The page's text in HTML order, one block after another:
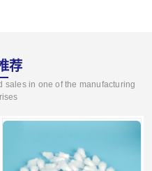
荐
sales in one of the manufacturing